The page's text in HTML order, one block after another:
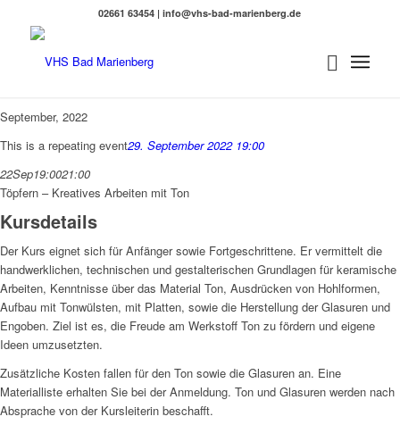
02661 63454 | info@vhs-bad-marienberg.de
September, 2022
This is a repeating event29. September 2022 19:00
22Sep19:0021:00
Töpfern – Kreatives Arbeiten mit Ton
Kursdetails
Der Kurs eignet sich für Anfänger sowie Fortgeschrittene. Er vermittelt die
handwerklichen, technischen und gestalterischen Grundlagen für keramische
Arbeiten, Kenntnisse über das Material Ton, Ausdrücken von Hohlformen,
Aufbau mit Tonwülsten, mit Platten, sowie die Herstellung der Glasuren und
Engoben. Ziel ist es, die Freude am Werkstoff Ton zu fördern und eigene
Ideen umzusetzten.
Zusätzliche Kosten fallen für den Ton sowie die Glasuren an. Eine
Materialliste erhalten Sie bei der Anmeldung. Ton und Glasuren werden nach
Absprache von der Kursleiterin beschafft.